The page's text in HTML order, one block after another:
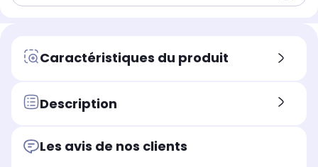
Caractéristiques du produit
Description
Les avis de nos clients